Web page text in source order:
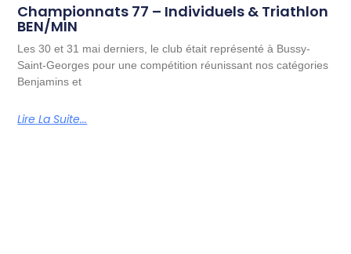
Championnats 77 – Individuels & Triathlon
BEN/MIN
Les 30 et 31 mai derniers, le club était représenté à Bussy-
Saint-Georges pour une compétition réunissant nos catégories
Benjamins et
Lire La Suite...